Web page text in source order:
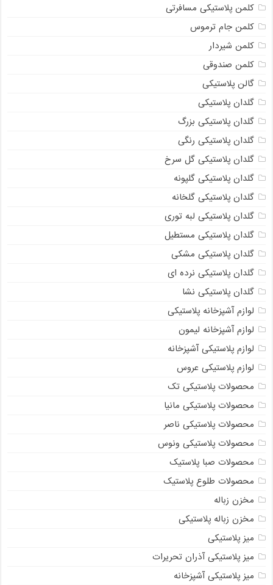
کلمن پلاستیکی مسافرتی
کلمن جام ترموس
کلمن شیردار
کلمن صندوقی
گالن پلاستیکی
گلدان پلاستیکی
گلدان پلاستیکی بزرگ
گلدان پلاستیکی رنگی
گلدان پلاستیکی گل سرخ
گلدان پلاستیکی گلپونه
گلدان پلاستیکی گلخانه
گلدان پلاستیکی لبه توری
گلدان پلاستیکی مستطیل
گلدان پلاستیکی مشکی
گلدان پلاستیکی نرده ای
گلدان پلاستیکی نشا
لوازم آشپزخانه پلاستیکی
لوازم آشپزخانه لیمون
لوازم پلاستیکی آشپزخانه
لوازم پلاستیکی عروس
محصولات پلاستیکی تک
محصولات پلاستیکی مانیا
محصولات پلاستیکی ناصر
محصولات پلاستیکی ونوس
محصولات صبا پلاستیک
محصولات طلوع پلاستیک
مخزن زباله
مخزن زباله پلاستیکی
میز پلاستیکی
میز پلاستیکی آذران تحریرات
میز پلاستیکی آشپزخانه